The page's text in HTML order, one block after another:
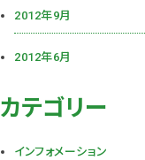
2012年9月
2012年6月
カテゴリー
インフォメーション